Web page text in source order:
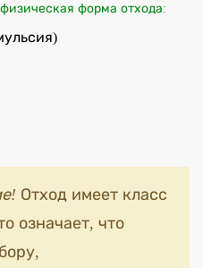
форма отхода:
Отход имеет класс
означает, что